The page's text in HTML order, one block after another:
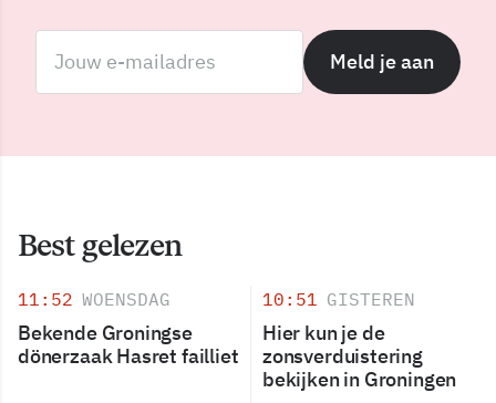
Meld je aan
Best gelezen
11:52 WOENSDAG
Bekende Groningse
dönerzaak Hasret failliet
10:51 GISTEREN
Hier kun je de
zonsverduistering
bekijken in Groningen